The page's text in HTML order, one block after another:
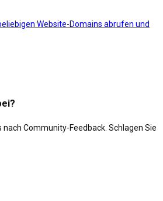
Website-Domains abrufen und
nach Community-Feedback. Schlagen Sie